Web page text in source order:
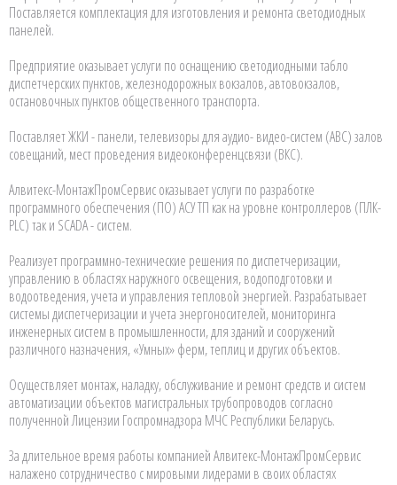
Поставляется комплектация для изготовления и ремонта светодиодных
панелей.
Предприятие оказывает услуги по оснащению светодиодными табло
диспетчерских пунктов, железнодорожных вокзалов, автовокзалов,
остановочных пунктов общественного транспорта.
Поставляет ЖКИ - панели, телевизоры для аудио- видео-систем (АВС) залов
совещаний, мест проведения видеоконференцсвязи (ВКС).
Алвитекс-МонтажПромСервис оказывает услуги по разработке
программного обеспечения (ПО) АСУ ТП как на уровне контроллеров (ПЛК-
PLC) так и SCADA - систем.
Реализует программно-технические решения по диспетчеризации,
управлению в областях наружного освещения, водоподготовки и
водоотведения, учета и управления тепловой энергией. Разрабатывает
системы диспетчеризации и учета энергоносителей, мониторинга
инженерных систем в промышленности, для зданий и сооружений
различного назначения, «Умных» ферм, теплиц и других объектов.
Осуществляет монтаж, наладку, обслуживание и ремонт средств и систем
автоматизации объектов магистральных трубопроводов согласно
полученной Лицензии Госпромнадзора МЧС Республики Беларусь.
За длительное время работы компанией Алвитекс-МонтажПромСервис
налажено сотрудничество с мировыми лидерами в своих областях